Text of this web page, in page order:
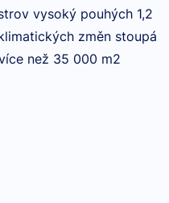
vysoký pouhých 1,2
změn stoupá
než 35 000 m2